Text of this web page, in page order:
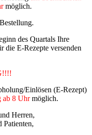
möglich.
des Quartals Ihre
die E-Rezepte versenden
Einlösen (E-Rezept)
ab 8 Uhrmöglich.
Herren,
Patienten,